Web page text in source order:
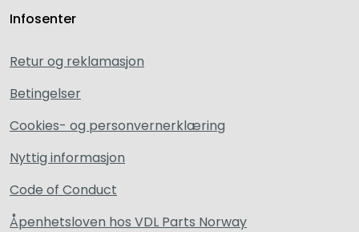
Infosenter
Retur og reklamasjon
Betingelser
Cookies- og personvernerklæring
Nyttig informasjon
Code of Conduct
Åpenhetsloven hos VDL Parts Norway